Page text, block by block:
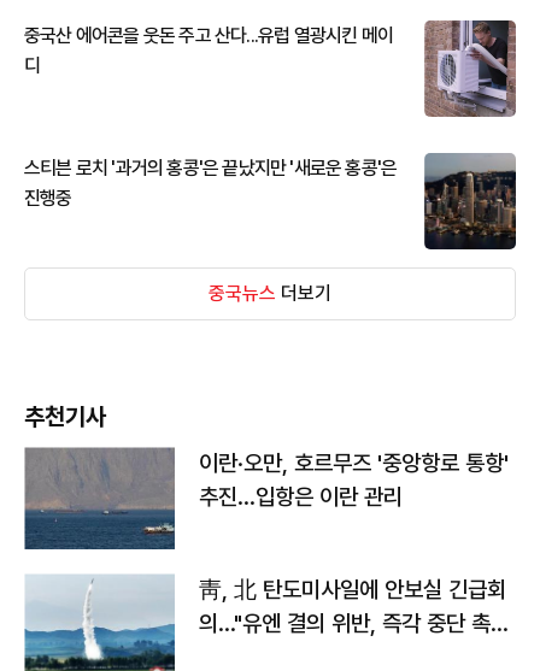
중국산 에어콘을 웃돈 주고 산다...유럽 열광시킨 메이
디
스티븐 로치 '과거의 홍콩'은 끝났지만 '새로운 홍콩'은
진행중
중국뉴스 더보기
추천기사
이란·오만, 호르무즈 '중앙항로 통항'
추진…입항은 이란 관리
靑, 北 탄도미사일에 안보실 긴급회
의…"유엔 결의 위반, 즉각 중단 촉